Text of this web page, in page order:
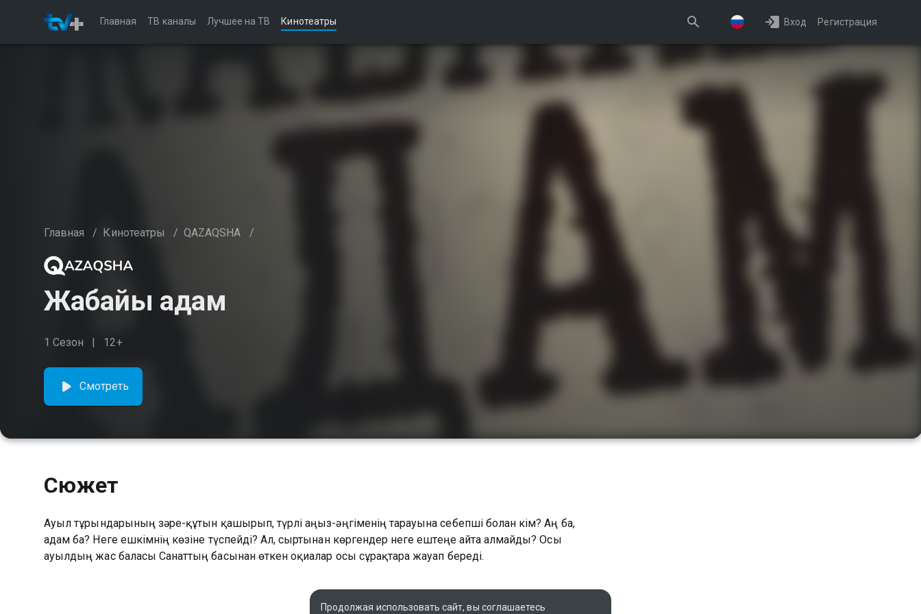
Главная ТВ каналы Лучшее на ТВ Кинотеатры Вход Регистрация
Главная / Кинотеатры / QAZAQSHA /
Жабайы адам
1 Сезон 12+
Смотреть
Сюжет
Ауыл тұрғындарының зәре-құтын қашырып, түрлі аңыз-әңгіменің тарауына себепші болған кім? Аң ба,
адам ба? Неге ешкімнің көзіне түспейді? Ал, сыртынан көргендер неге ештеңе айта алмайды? Осы
ауылдың жас баласы Санаттың басынан өткен оқиғалар осы сұрақтарға жауап береді.
Продолжая использовать сайт, вы соглашаетесь